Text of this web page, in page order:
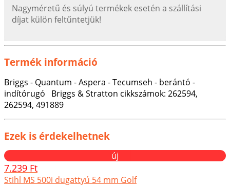
Nagyméretű és súlyú termékek esetén a szállítási
díjat külön feltűntetjük!
Termék információ
Briggs - Quantum - Aspera - Tecumseh - berántó -
indítórugó Briggs & Stratton cikkszámok: 262594,
262594, 491889
Ezek is érdekelhetnek
új
7.239 Ft
Stihl MS 500i dugattyú 54 mm Golf